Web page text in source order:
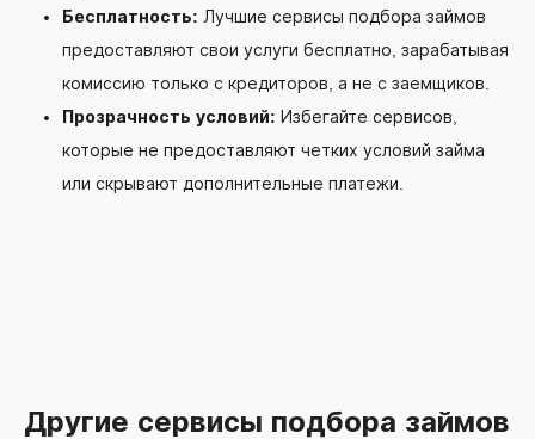
Бесплатность: Лучшие сервисы подбора займов
предоставляют свои услуги бесплатно, зарабатывая
комиссию только с кредиторов, а не с заемщиков.
Прозрачность условий: Избегайте сервисов,
которые не предоставляют четких условий займа
или скрывают дополнительные платежи.
Другие сервисы подбора займов